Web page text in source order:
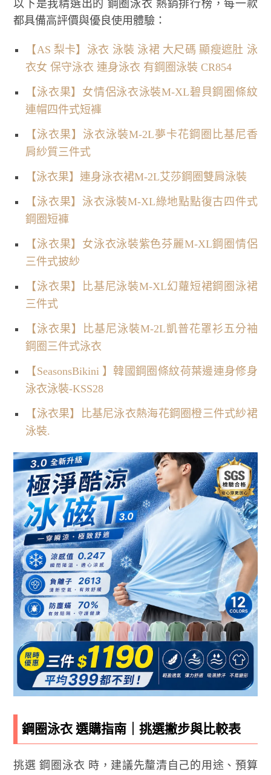
以下是我精選出的 鋼圈泳衣 熱銷排行榜，每一款
都具備高評價與優良使用體驗：
【AS 梨卡】泳衣 泳裝 泳裙 大尺碼 顯瘦遮肚 泳
衣女 保守泳衣 連身泳衣 有鋼圈泳裝 CR854
【泳衣果】女情侶泳衣泳裝M-XL碧貝鋼圈條紋
連帽四件式短褲
【泳衣果】泳衣泳裝M-2L夢卡花鋼圈比基尼香
肩紗質三件式
【泳衣果】連身泳衣裙M-2L艾莎鋼圈雙肩泳裝
【泳衣果】泳衣泳裝M-XL綠地點點復古四件式
鋼圈短褲
【泳衣果】女泳衣泳裝紫色芬麗M-XL鋼圈情侶
三件式披紗
【泳衣果】比基尼泳裝M-XL幻蘿短裙鋼圈泳裙
三件式
【泳衣果】比基尼泳裝M-2L凱普花罩衫五分袖
鋼圈三件式泳衣
【SeasonsBikini 】韓國鋼圈條紋荷葉邊連身修身
泳衣泳裝-KSS28
【泳衣果】比基尼泳衣熱海花鋼圈橙三件式紗裙
泳裝.
鋼圈泳衣 選購指南｜挑選撇步與比較表
挑選 鋼圈泳衣 時，建議先釐清自己的用途、預算